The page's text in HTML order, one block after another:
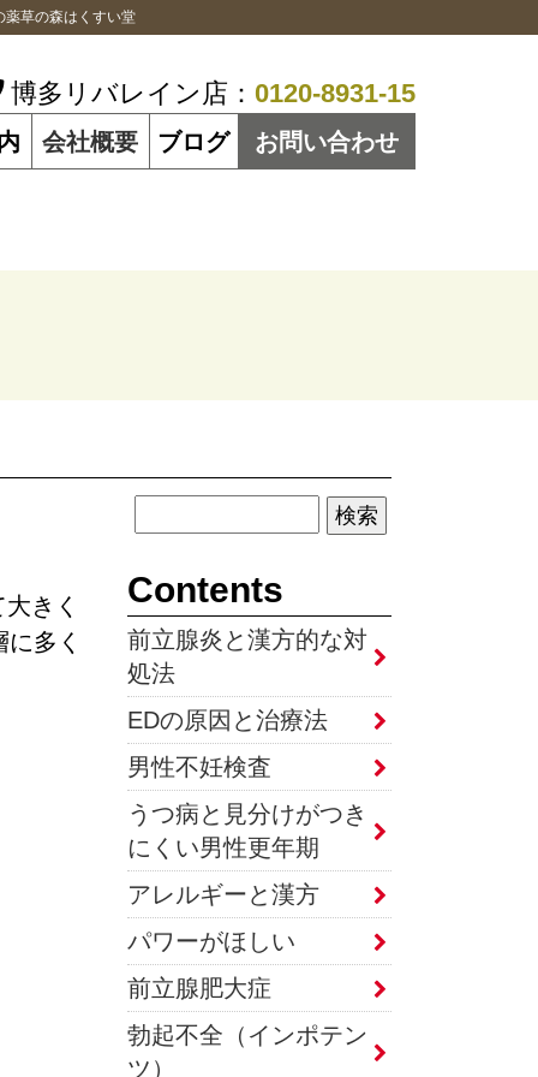
薬草の森はくすい堂
博多リバレイン店： 0120-8931-15
会社概要 ブログ お問い合わせ
きく
多く
Contents
前立腺炎と漢方的な対
処法
EDの原因と治療法
男性不妊検査
うつ病と見分けがつき
にくい男性更年期
アレルギーと漢方
パワーがほしい
前立腺肥大症
勃起不全（インポテン
ツ）